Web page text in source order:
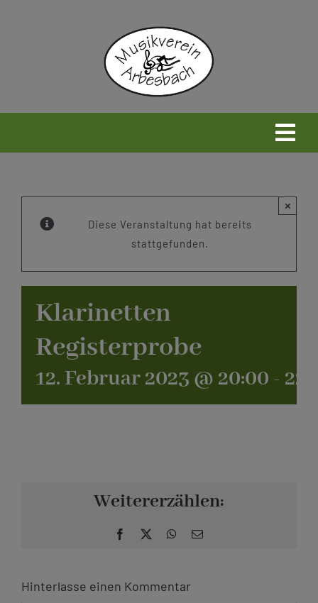
Neues
Wir
Infos
Diese Veranstaltung hat bereits
stattgefunden.
×
Klarinetten
Registerprobe
12. Februar 2023 @ 20:00 -
Weitererzählen:
Facebook WhatsApp
Hinterlasse einen Kommentar